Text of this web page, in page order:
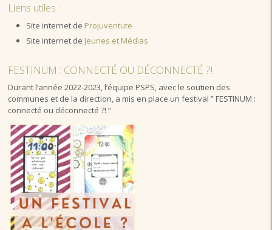
Liens utiles :
Site internet de Projuventute
Site internet de Jeunes et Médias
FESTINUM : CONNECTÉ OU DÉCONNECTÉ ?!
Durant l’année 2022-2023, l’équipe PSPS, avec le soutien des
communes et de la direction, a mis en place un festival ” FESTINUM :
connecté ou déconnecté ?! ”